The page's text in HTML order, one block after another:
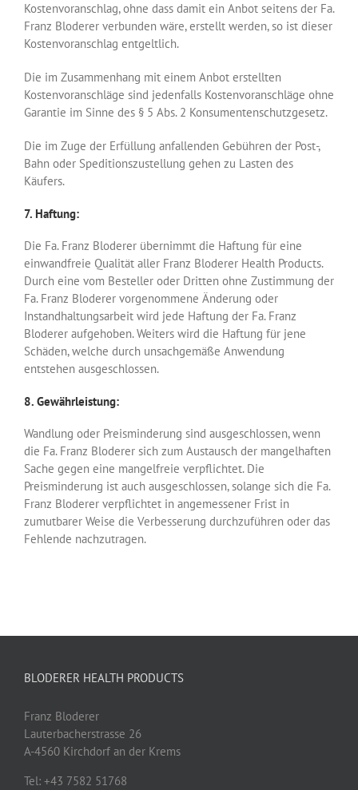
Kostenvoranschlag, ohne dass damit ein Anbot seitens der Fa.
Franz Bloderer verbunden wäre, erstellt werden, so ist dieser
Kostenvoranschlag entgeltlich.
Die im Zusammenhang mit einem Anbot erstellten
Kostenvoranschläge sind jedenfalls Kostenvoranschläge ohne
Garantie im Sinne des § 5 Abs. 2 Konsumentenschutzgesetz.
Die im Zuge der Erfüllung anfallenden Gebühren der Post-,
Bahn oder Speditionszustellung gehen zu Lasten des
Käufers.
7. Haftung:
Die Fa. Franz Bloderer übernimmt die Haftung für eine
einwandfreie Qualität aller Franz Bloderer Health Products.
Durch eine vom Besteller oder Dritten ohne Zustimmung der
Fa. Franz Bloderer vorgenommene Änderung oder
Instandhaltungsarbeit wird jede Haftung der Fa. Franz
Bloderer aufgehoben. Weiters wird die Haftung für jene
Schäden, welche durch unsachgemäße Anwendung
entstehen ausgeschlossen.
8. Gewährleistung:
Wandlung oder Preisminderung sind ausgeschlossen, wenn
die Fa. Franz Bloderer sich zum Austausch der mangelhaften
Sache gegen eine mangelfreie verpflichtet. Die
Preisminderung ist auch ausgeschlossen, solange sich die Fa.
Franz Bloderer verpflichtet in angemessener Frist in
zumutbarer Weise die Verbesserung durchzuführen oder das
Fehlende nachzutragen.
BLODERER HEALTH PRODUCTS
Franz Bloderer
Lauterbacherstrasse 26
A-4560 Kirchdorf an der Krems
Tel: +43 7582 51768